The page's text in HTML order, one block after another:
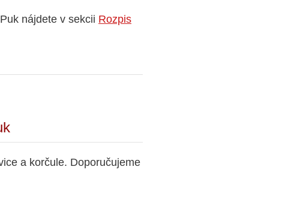
nájdete v sekcii Rozpis
a korčule. Doporučujeme